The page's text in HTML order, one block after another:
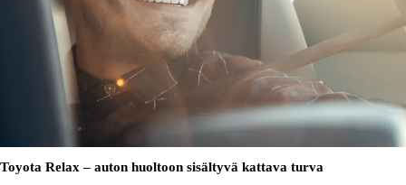
Toyota Relax – auton huoltoon sisältyvä kattava turva